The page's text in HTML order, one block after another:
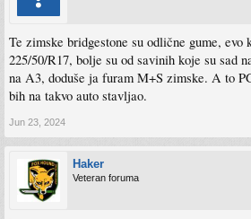
Te zimske bridgestone su odlične gume, evo
225/50/R17, bolje su od savinih koje su sad
na A3, doduše ja furam M+S zimske. A to
bih na takvo auto stavljao.
Jun 23, 2024
Haker
Veteran foruma